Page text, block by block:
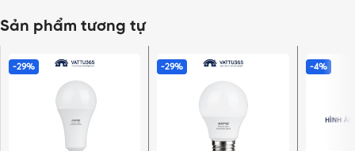
Sản phẩm tương tự
-29% -29% -4%